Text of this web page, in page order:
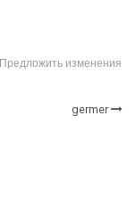
Предложить изменения
germer